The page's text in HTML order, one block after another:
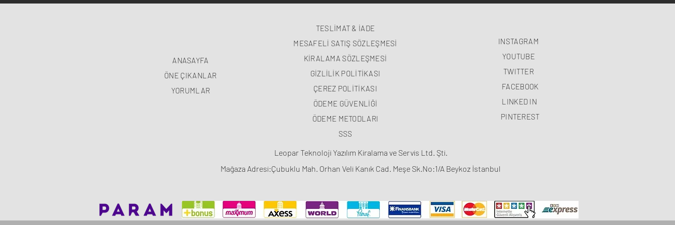
ANASAYFA
ÖNE ÇIKANLAR
YORUMLAR
TESLİMAT & İADE
MESAFELİ SATIŞ SÖZLEŞMESİ
KİRALAMA SÖZLEŞMESİ
GİZLİLİK POLİTİKASI
ÇEREZ POLİTİKASI
ÖDEME GÜVENLİĞİ
ÖDEME METODLARI
SSS
INSTAGRAM
YOUTUBE
TWITTER
FACEBOOK
LINKED IN
PINTEREST
Leopar Teknoloji Yazılım Kiralama ve Servis Ltd. Şti.
Mağaza Adresi:Çubuklu Mah. Orhan Veli Kanık Cad. Meşe Sk.No:1/A Beykoz İstanbul